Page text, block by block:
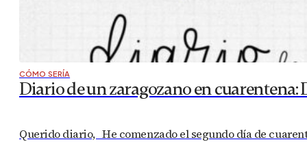
CÓMO SERÍA
Diario de un zaragozano en cuarentena:
Querido diario, He comenzado el segundo día de